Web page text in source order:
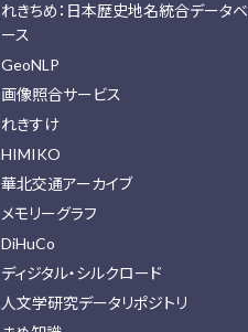
れきちめ：日本歴史地名統合データベ
ース
GeoNLP
画像照合サービス
れきすけ
HIMIKO
華北交通アーカイブ
メモリーグラフ
DiHuCo
ディジタル・シルクロード
人文学研究データリポジトリ